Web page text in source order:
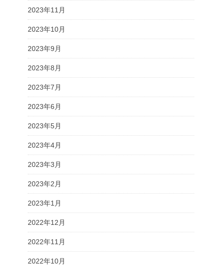
2023年11月
2023年10月
2023年9月
2023年8月
2023年7月
2023年6月
2023年5月
2023年4月
2023年3月
2023年2月
2023年1月
2022年12月
2022年11月
2022年10月